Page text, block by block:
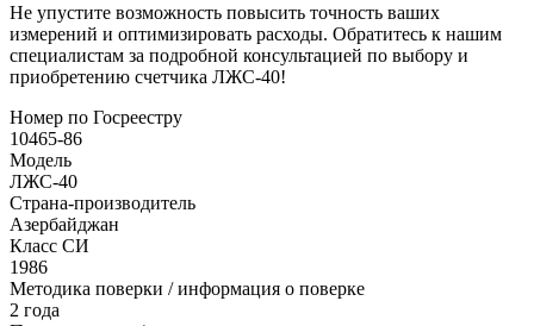
Не упустите возможность повысить точность ваших
измерений и оптимизировать расходы. Обратитесь к нашим
специалистам за подробной консультацией по выбору и
приобретению счетчика ЛЖС-40!
Номер по Госреестру
10465-86
Модель
ЛЖС-40
Страна-производитель
Азербайджан
Класс СИ
1986
Методика поверки / информация о поверке
2 года